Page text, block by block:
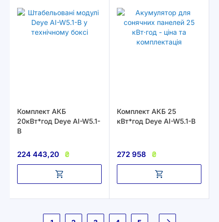
Комплект АКБ
20кВт*год Deye AI-W5.1-
B
224 443,20 ₴
Комплект АКБ 25
кВт*год Deye AI-W5.1-B
272 958 ₴
Сторінка